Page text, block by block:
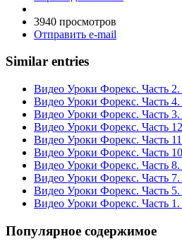
3940 просмотров
Отправить e-mail
Similar entries
Видео Уроки Форекс. Часть
Видео Уроки Форекс. Часть
Видео Уроки Форекс. Часть
Видео Уроки Форекс. Часть
Видео Уроки Форекс. Часть
Видео Уроки Форекс. Часть
Видео Уроки Форекс. Часть 8.
Видео Уроки Форекс. Часть
Видео Уроки Форекс. Часть
Видео Уроки Форекс. Часть
Популярное содержимое